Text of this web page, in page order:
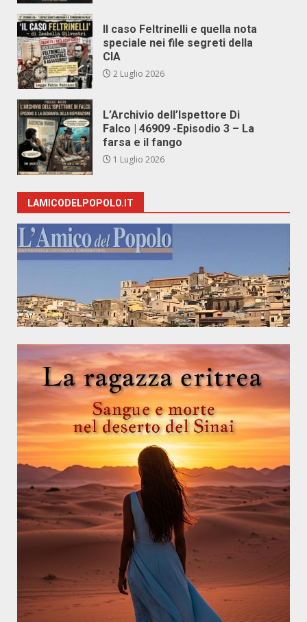
Il caso Feltrinelli e quella nota
speciale nei file segreti della
CIA
2 Luglio 2026
L’Archivio dell’Ispettore Di
Falco | 46909 -Episodio 3 – La
farsa e il fango
1 Luglio 2026
LAMICODELPOPOLO.IT